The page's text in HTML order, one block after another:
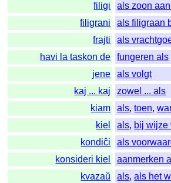
filigi
als zoon
filigrani
als filigraan
frajti
als
havi la taskon de
fungeren als
jene
als volgt
kaj ... kaj
zowel ... als
kiam
als,toen,
kiel
als, bij wijze
kondiĉi
als
konsideri kiel
aanmerken
kvazaŭ
als,als het